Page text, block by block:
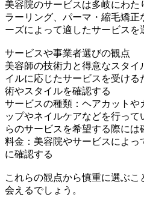
美容院のサービスは多岐にわ
ラーリング、パーマ・縮毛矯
ーズによって適したサービスを
サービスや事業者選びの観点
美容師の技術力と得意なスタ
イルに応じたサービスを受け
術やスタイルを確認する
サービスの種類：ヘアカット
ップやネイルケアなどを行っ
らのサービスを希望する際には
料金：美容院やサービスによ
に確認する
これらの観点から慎重に選ぶ
会えるでしょう。